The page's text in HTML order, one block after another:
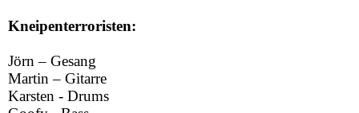
Kneipenterroristen:
Jörn – Gesang
Martin – Gitarre
Karsten - Drums